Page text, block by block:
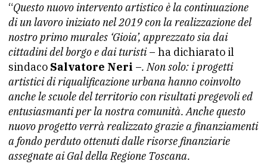
“Questo nuovo intervento artistico è la continuazione
di un lavoro iniziato nel 2019 con la realizzazione del
nostro primo murales ‘Gioia’, apprezzato sia dai
cittadini del borgo e dai turisti– ha dichiarato il
sindaco Salvatore Neri –. Non solo: i progetti
artistici di riqualificazione urbana hannocoinvolto
anche le scuole del territorio con risultati pregevoli ed
entusiasmanti per la nostra comunità. Anche questo
nuovo progetto verrà realizzato grazie a finanziamenti
a fondo perduto ottenuti dalle risorse finanziarie
assegnate ai Gal della Regione Toscana.